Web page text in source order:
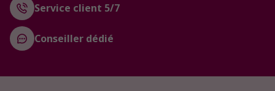
Service client 5/7
Conseiller dédié